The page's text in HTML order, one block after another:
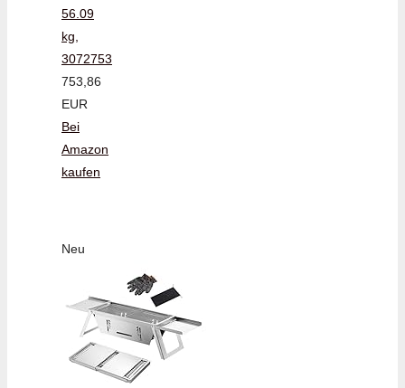
56.09
kg,
3072753
753,86
EUR
Bei
Amazon
kaufen
Neu